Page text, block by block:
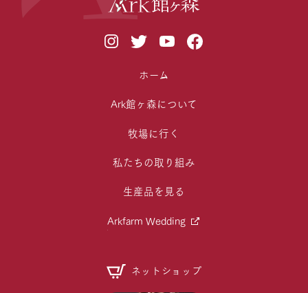
ホーム
Ark館ヶ森について
牧場に行く
私たちの取り組み
生産品を見る
Arkfarm Wedding
ネットショップ